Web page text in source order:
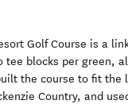
Golf Course is a
tee blocks per green,
the course to fit the
Country, and